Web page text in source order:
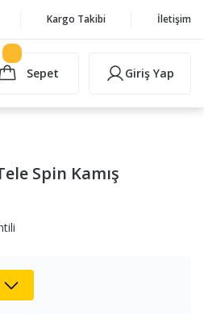
Kargo Takibi İletişim
Sepet Giriş Yap
Spin Kamış